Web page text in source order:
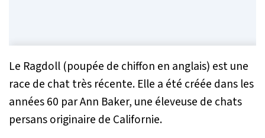
Le Ragdoll (poupée de chiffon en anglais) est une
race de chat très récente. Elle a été créée dans les
années 60 par Ann Baker, une éleveuse de chats
persans originaire de Californie.